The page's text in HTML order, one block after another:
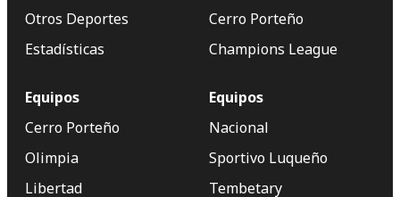
Otros Deportes
Estadísticas
Cerro Porteño
Champions League
Equipos
Cerro Porteño
Olimpia
Libertad
Equipos
Nacional
Sportivo Luqueño
Tembetary